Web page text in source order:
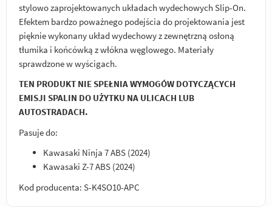
stylowo zaprojektowanych układach wydechowych Slip-On.
Efektem bardzo poważnego podejścia do projektowania jest
pięknie wykonany układ wydechowy z zewnętrzną osłoną
tłumika i końcówką z włókna węglowego. Materiały
sprawdzone w wyścigach.
TEN PRODUKT NIE SPEŁNIA WYMOGÓW DOTYCZĄCYCH
EMISJI SPALIN DO UŻYTKU NA ULICACH LUB
AUTOSTRADACH.
Pasuje do:
Kawasaki Ninja 7 ABS (2024)
Kawasaki Z-7 ABS (2024)
Kod producenta: S-K4SO10-APC